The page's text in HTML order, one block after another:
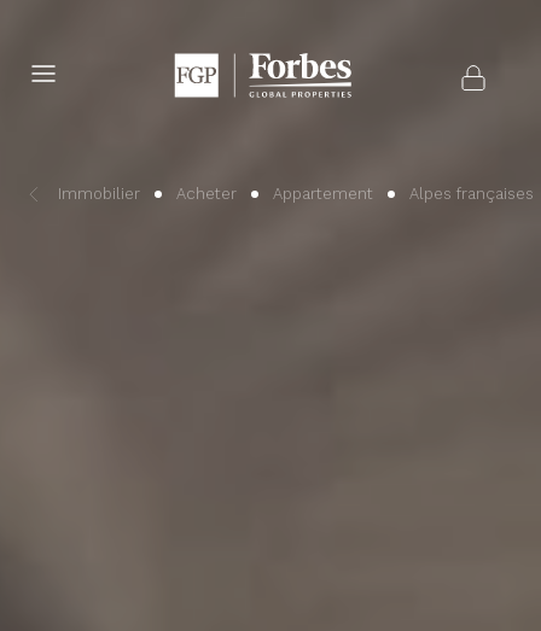
Immobilier Acheter Appartement Alpes françaises